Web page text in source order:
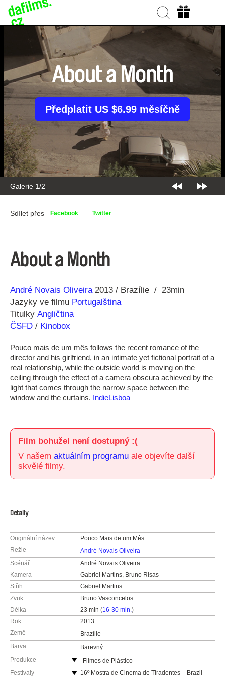
Galerie 1/2
About a Month
Předplatit US $6.99 měsíčně
Sdílet přes Facebook Twitter
About a Month
Režie
André Novais Oliveira
Rok 2013 Brazílie
23min
Jazyky ve filmu Portugalština
Titulky Angličtina
ČSFD / Kinobox
Pouco mais de um mês follows the recent romance of the
director and his girlfriend, in an intimate yet fictional portrait of a
real relationship, while the outside world is moving on the
ceiling through the effect of a camera obscura achieved by the
light that comes through the narrow space between the
window and the curtains. IndieLisboa
Film bohužel není dostupný :(
V našem aktuálním programu ale objevíte další
skvělé filmy.
Detaily
Originální název
Pouco Mais de um Mês
Režie
André Novais Oliveira
Scénář
André Novais Oliveira
Kamera
Gabriel Martins, Bruno Risas
Střih
Gabriel Martins
Zvuk
Bruno Vasconcelos
Délka
23 min (16-30 min.)
Rok
2013
Země
Brazílie
Barva
Barevný
Produkce
Filmes de Plástico
Brazílie
Festivaly
16º Mostra de Cinema de Tiradentes – Brazil